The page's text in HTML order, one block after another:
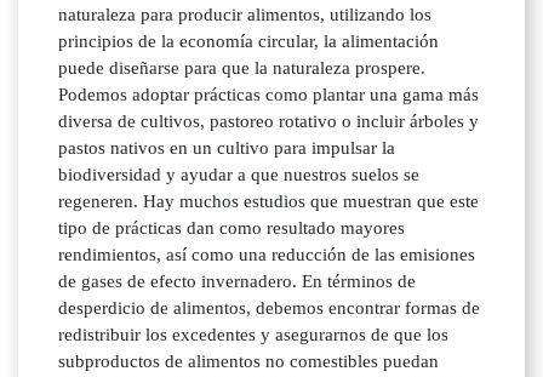
naturaleza para producir alimentos, utilizando los
principios de la economía circular, la alimentación
puede diseñarse para que la naturaleza prospere.
Podemos adoptar prácticas como plantar una gama más
diversa de cultivos, pastoreo rotativo o incluir árboles y
pastos nativos en un cultivo para impulsar la
biodiversidad y ayudar a que nuestros suelos se
regeneren. Hay muchos estudios que muestran que este
tipo de prácticas dan como resultado mayores
rendimientos, así como una reducción de las emisiones
de gases de efecto invernadero. En términos de
desperdicio de alimentos, debemos encontrar formas de
redistribuir los excedentes y asegurarnos de que los
subproductos de alimentos no comestibles puedan